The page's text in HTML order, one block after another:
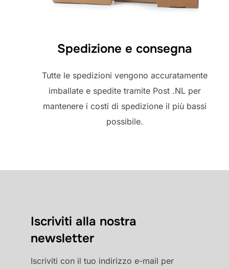
Spedizione e consegna
Tutte le spedizioni vengono accuratamente
imballate e spedite tramite Post .NL per
mantenere i costi di spedizione il più bassi
possibile.
Iscriviti alla nostra
newsletter
Iscriviti con il tuo indirizzo e-mail per